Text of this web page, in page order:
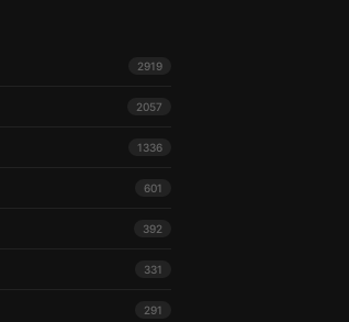
2919
2057
1336
601
392
331
291